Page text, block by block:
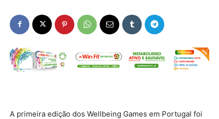
A primeira edição dos Wellbeing Games em Portugal foi